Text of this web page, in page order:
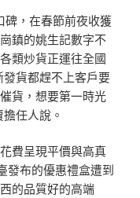
碑，在春節前夜收獲
鎮的姚生記數字不
類炒貨正運往全國
貨都趕不上客戶要
貨，想要第一時光
任人說。
費呈現平價與高真
發布的優惠禮盒遭到
的品質好的高端